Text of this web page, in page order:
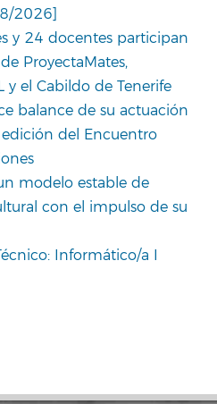
2026]
y 24 docentes participan
ProyectaMates,
y el Cabildo de Tenerife
balance de su actuación
del Encuentro
modelo estable de
con el impulso de su
Informático/a I